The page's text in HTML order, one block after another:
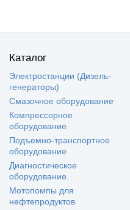
Каталог
Электростанции (Дизель-
генераторы)
Смазочное оборудование
Компрессорное
оборудование
Подъемно-транспортное
оборудование
Диагностическое
оборудование.
Мотопомпы для
нефтепродуктов